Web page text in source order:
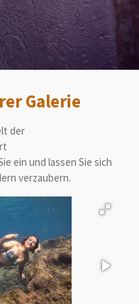
Galerie
der
ein und lassen Sie sich
verzaubern.